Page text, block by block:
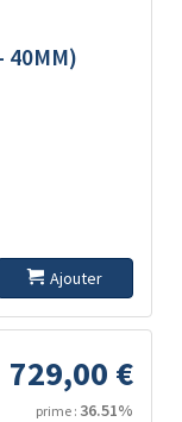
40MM)
Ajouter
729,00 €
prime : 36.51%